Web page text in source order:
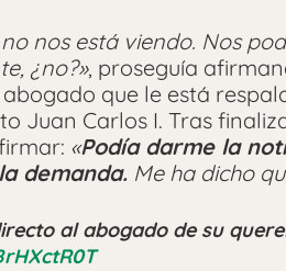
nos está viendo. Nos
¿no?», proseguía
que le está
Juan Carlos I. Tras
«Podía darme la
demanda. Me ha dicho
al abogado de su